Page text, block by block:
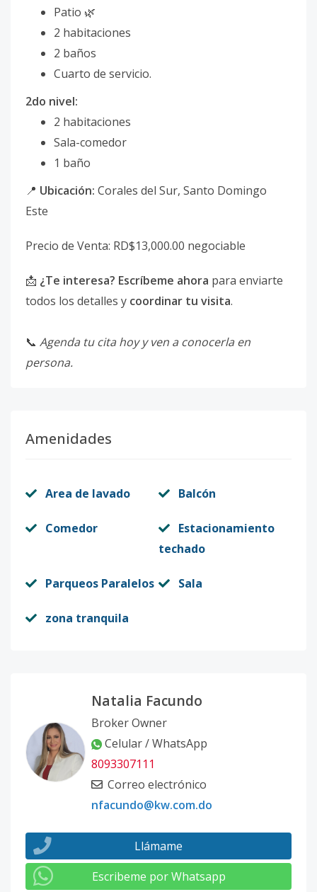
Patio 🌿
2 habitaciones
2 baños
Cuarto de servicio.
2do nivel:
2 habitaciones
Sala-comedor
1 baño
📍 Ubicación: Corales del Sur, Santo Domingo
Este
Precio de Venta: RD$13,000.00 negociable
📩 ¿Te interesa? Escríbeme ahora para enviarte
todos los detalles y coordinar tu visita.
📞 Agenda tu cita hoy y ven a conocerla en
persona.
Amenidades
Area de lavado Balcón
Comedor
Estacionamiento
techado
Parqueos Paralelos Sala
zona tranquila
Natalia Facundo
Broker Owner
Celular / WhatsApp
8093307111
Correo electrónico
nfacundo@kw.com.do
Llámame
Escribeme por Whatsapp